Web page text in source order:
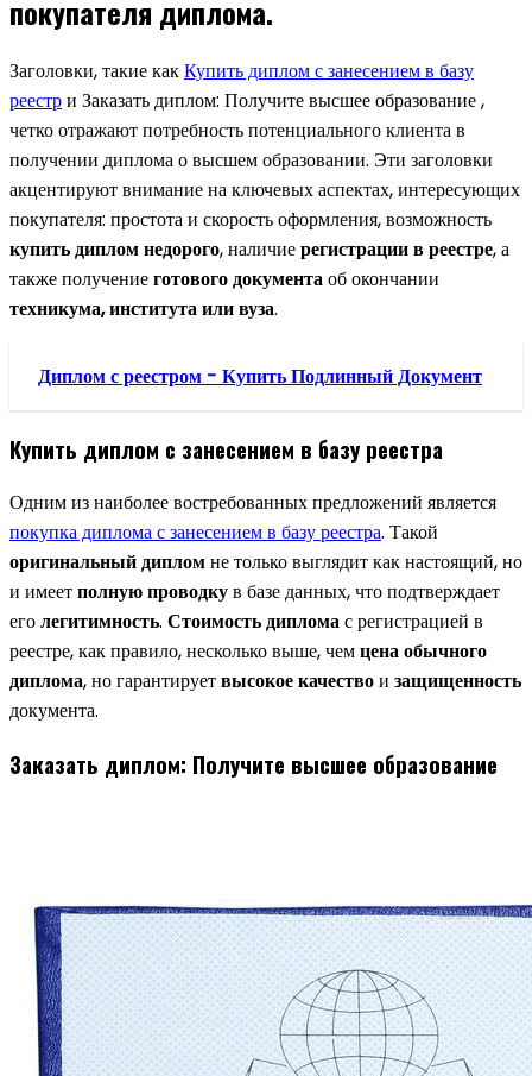
покупателя диплома.
Заголовки, такие какКупить диплом с занесением в базу
реестри Заказать диплом: Получите высшее образование ,
четко отражают потребность потенциального клиента в
получении диплома о высшем образовании. Эти заголовки
акцентируют внимание на ключевых аспектах, интересующих
покупателя: простота и скорость оформления, возможность
купить диплом недорого, наличиерегистрации в реестре, а
также получениеготового документаоб окончании
техникума, института или вуза.
Диплом с реестром - Купить Подлинный Документ
Купить диплом с занесением в базу реестра
Одним из наиболее востребованных предложений является
покупка диплома с занесением в базу реестра. Такой
оригинальный дипломне только выглядит как настоящий, но
и имеетполную проводкув базе данных, что подтверждает
еголегитимность. Стоимость дипломас регистрацией в
реестре, как правило, несколько выше, чемцена обычного
диплома, но гарантируетвысокое качествои защищенность
документа.
Заказать диплом: Получите высшее образование